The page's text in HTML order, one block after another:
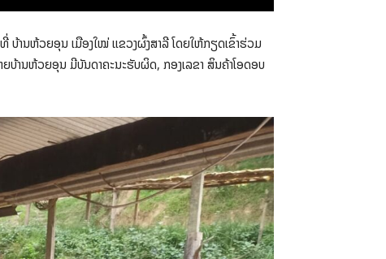
ານຫ້ວຍອຸນ ເມືອງໃໝ່ ແຂວງຜົ້ງສາລີ ໂດຍໃຫ້ກຽດເຂົ້າຮ່ວມ
ບ້ານຫ້ວຍອຸນ ມີບັນດາຄະນະຮັບຜິດ, ກອງເລຂາ ສິນຄ້າໂອດອບ